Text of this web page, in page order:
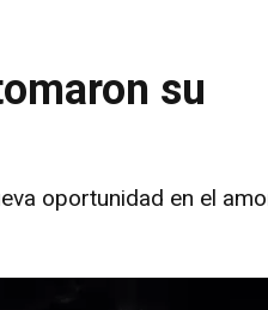
su
oportunidad en el